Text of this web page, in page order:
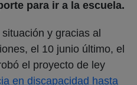
para ir a la escuela.
y gracias al
el 10 junio último, el
el proyecto de ley
en discapacidad hasta